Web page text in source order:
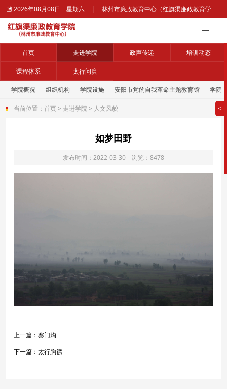
 2026年08月08日 星期六 | 林州市廉政教育中心（红旗渠廉政教育学
院）官网
首页 走进学院 政声传递 培训动态
课程体系 太行问廉
学院概况 组织机构 学院设施 安阳市党的自我革命主题教育馆 学院
当前位置： 首页> 走进学院> 人文风貌
如梦田野
发布时间：2022-03-30 浏览：8478
上一篇： 寨门沟
下一篇： 太行胸襟
>